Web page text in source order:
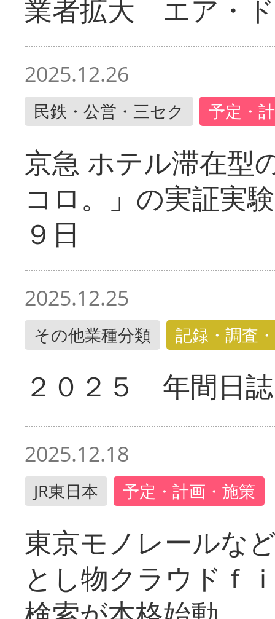
業者拡大 エア・
2025.12.26
民鉄・公営・三セク 予定・
京急 ホテル滞在型
コロ。」の実証実
９日
2025.12.25
その他業種分類 記録・調査
２０２５ 年間日誌
2025.12.18
JR東日本 予定・計画・施策
東京モノレールな
とし物クラウドｆ